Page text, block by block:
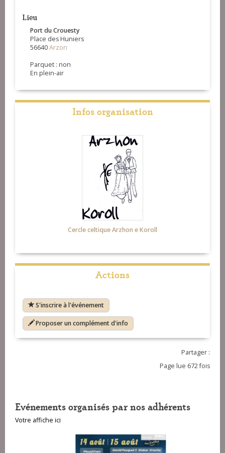
Lieu
Port du Crouesty
Place des Huniers
56640Arzon
Parquet : non
En plein-air
Infos organisation
Cercle celtique Arzhon e Koroll
Actions
S'inscrire à l'événement
Proposer un complément d'info
Partager :
Page lue 672 fois
Evénements organisés par nos adhérents
Votre affiche ici